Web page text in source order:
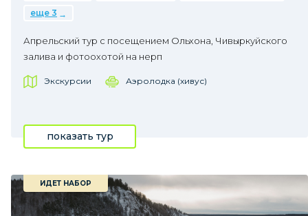
еще 3
Апрельский тур с посещением Ольхона, Чивыркуйского
залива и фотоохотой на нерп
Экскурсии Аэролодка (хивус)
показать тур
ИДЕТ НАБОР